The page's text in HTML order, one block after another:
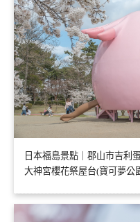
日本福島景點｜郡山市吉利
大神宮櫻花祭屋台(寶可夢公